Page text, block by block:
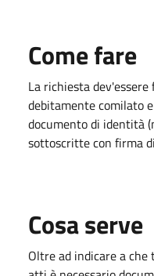
Come fare
La richiesta
debitamente comilato
documento di identità
sottoscritte con firma
Cosa serve
Oltre ad indicare a che